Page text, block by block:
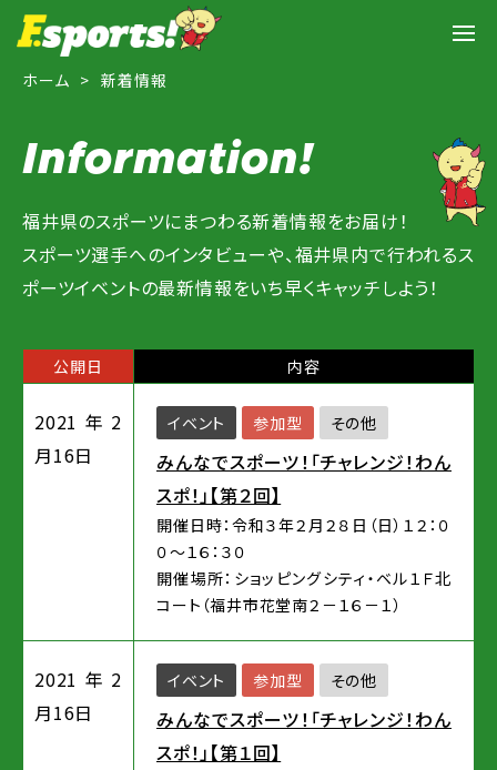
ホーム 新着情報
Information!
福井県のスポーツにまつわる新着情報をお届け！
スポーツ選手へのインタビューや、福井県内で行われるス
ポーツイベントの最新情報をいち早くキャッチしよう！
公開日 内容
2021年2
月16日
イベント 参加型 その他
みんなでスポーツ！「チャレンジ！わん
スポ！」【第２回】
開催日時：令和３年２月２８日（日）１２：０
０～１６：３０
開催場所：ショッピングシティ・ベル１Ｆ北
コート（福井市花堂南２－１６－１）
2021年2
月16日
イベント 参加型 その他
みんなでスポーツ！「チャレンジ！わん
スポ！」【第１回】